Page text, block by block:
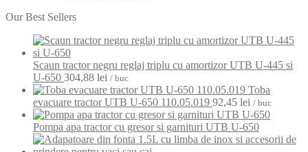
Our Best Sellers
Scaun tractor negru reglaj triplu cu amortizor UTB U-445 si
U-650 304,88 lei / buc
Toba
evacuare tractor UTB U-650 110.05.019 92,45 lei / buc
Pompa apa tractor cu gresor si garnituri UTB U-650